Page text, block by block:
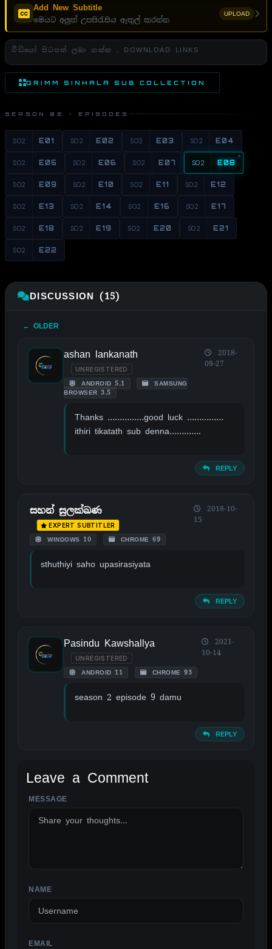
Add New Subtitle
මෙයට අලුත් උපසිරැසිය ඇතුල් කරන්න
UPLOAD
වීඩියෝ පිටපත් ලබා ගන්න . DOWNLOAD LINKS
GRIMM SINHALA SUB COLLECTION
SEASON 02 · EPISODES
S02 E01 S02 E02 S02 E03 S02 E04
S02 E05 S02 E06 S02 E07 S02 E08
S02 E09 S02 E10 S02 E11 S02 E12
S02 E13 S02 E14 S02 E16 S02 E17
S02 E18 S02 E19 S02 E20 S02 E21
S02 E22
DISCUSSION (15)
← OLDER
ashan lankanath
UNREGISTERED
ANDROID 5.1
SAMSUNG
BROWSER 3.5
2018-
09-27
Thanks ……………good luck ……………
ithiri tikatath sub denna………….
REPLY
සහන් සුලක්ඛණ
EXPERT SUBTITLER
WINDOWS 10 CHROME 69
2018-10-
15
sthuthiyi saho upasirasiyata
REPLY
Pasindu Kawshallya
UNREGISTERED
ANDROID 11 CHROME 93
2021-
10-14
season 2 episode 9 damu
REPLY
Leave a Comment
MESSAGE
NAME
EMAIL
ALTERNATIVE: